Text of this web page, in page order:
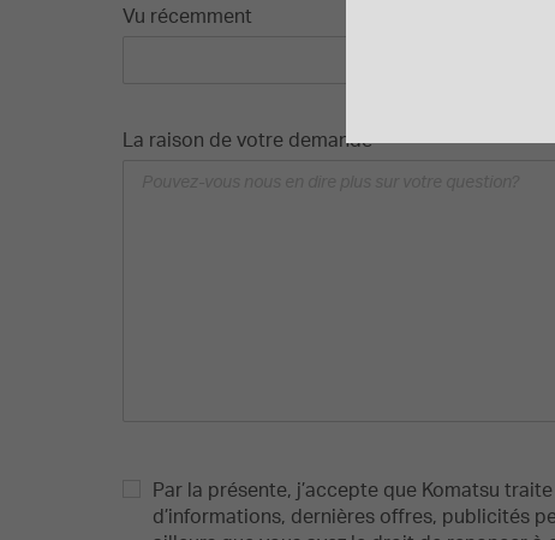
Vu récemment
La raison de votre demande *
Par la présente, j’accepte que Komatsu
d’informations, dernières offres, publicités